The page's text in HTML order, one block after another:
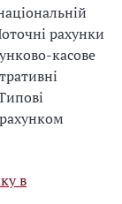
рахунки
касове
в